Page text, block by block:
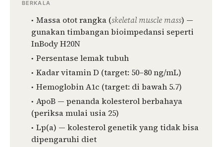
BERKALA
Massa otot rangka (skeletal muscle mass) —
gunakan timbangan bioimpedansi seperti
InBody H20N
Persentase lemak tubuh
Kadar vitamin D (target: 50–80 ng/mL)
Hemoglobin A1c (target: di bawah 5.7)
ApoB — penanda kolesterol berbahaya
(periksa mulai usia 25)
Lp(a) — kolesterol genetik yang tidak bisa
dipengaruhi diet